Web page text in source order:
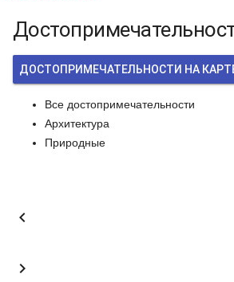
ДОСТОПРИМЕЧАТЕЛЬНОСТИ НА
Все достопримечательности
Архитектура
Природные

